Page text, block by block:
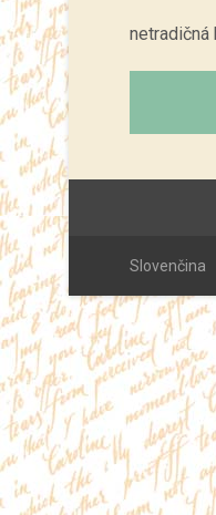
netradičná
Slovenčina